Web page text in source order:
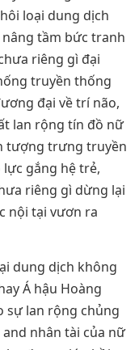
loại dung dịch
tầm bức tranh
riêng gì đại
truyền thống
đại về trí não,
lan rộng tín đồ nữ
tượng trưng truyền
gắng hệ trẻ,
riêng gì dừng lại
nội tại vươn ra
dung dịch không
Á hậu Hoàng
sự lan rộng chủng
nhân tài của nữ